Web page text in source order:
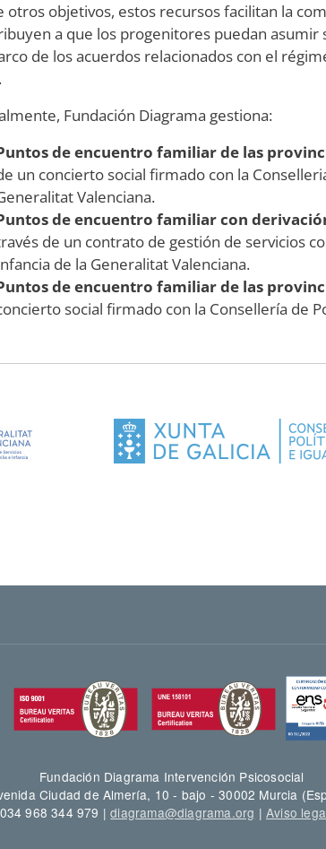
otros objetivos, estos recursos facilitan la
a que los progenitores puedan
de los acuerdos relacionados con el
Fundación Diagrama gestiona:
de encuentro familiar de las
un concierto social firmado con la
Valenciana.
de encuentro familiar con
de un contrato de gestión de servicios
de la Generalitat Valenciana.
de encuentro familiar de las
social firmado con la Consellería de
Fundación Diagrama Intervención Psicosocial
Ciudad de Almería, 10 - bajo - 30002 Murcia
968 344 979 |diagrama@diagrama.org | Aviso